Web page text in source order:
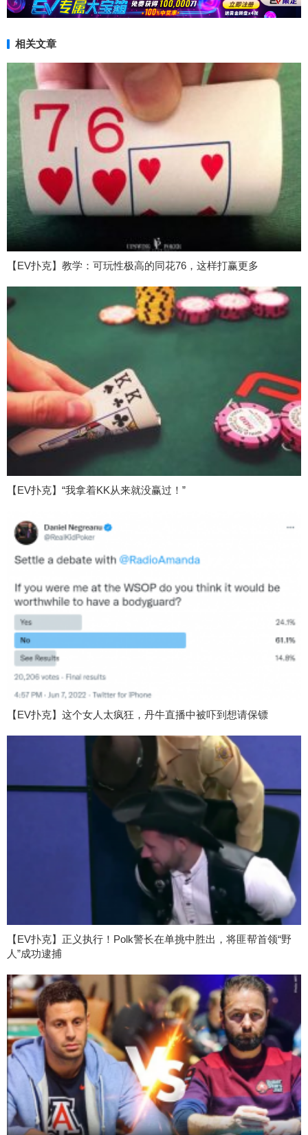
相关文章
【EV扑克】教学：可玩性极高的同花76，这样打赢更多
【EV扑克】“我拿着KK从来就没赢过！”
【EV扑克】这个女人太疯狂，丹牛直播中被吓到想请保镖
【EV扑克】正义执行！Polk警长在单挑中胜出，将匪帮首领“野
人”成功逮捕